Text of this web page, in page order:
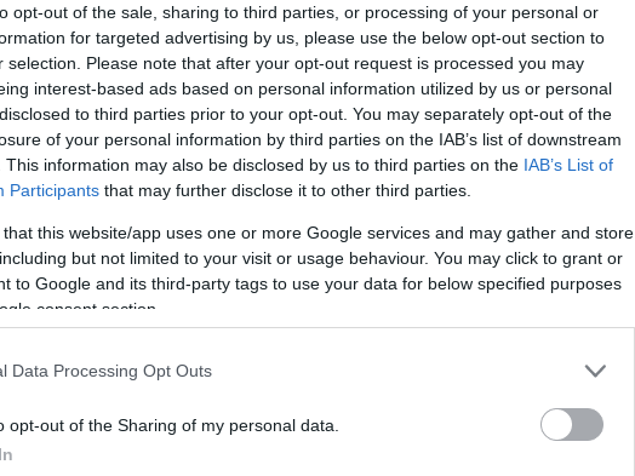
opt-out of the sale, sharing to third parties, or processing of your personal or
for targeted advertising by us, please use the below opt-out section to
selection. Please note that after your opt-out request is processed you may
interest-based ads based on personal information utilized by us or personal
to third parties prior to your opt-out. You may separately opt-out of the
of your personal information by third parties on the IAB’s list of downstream
This information may also be disclosed by us to third parties on the IAB’s List of
Participants that may further disclose it to other third parties.
that this website/app uses one or more Google services and may gather and store
but not limited to your visit or usage behaviour. You may click to grant or
to Google and its third-party tags to use your data for below specified purposes
consent section.
Data Processing Opt Outs
opt-out of the Sharing of my personal data.
oggi, non c’è spazio per i nostalgici della
sopravvivere e prosperare devono
trend passeggero, ma come un imperativo
avanza a velocità supersonica, chi rimane
le vere sfide e le opportunità che questo